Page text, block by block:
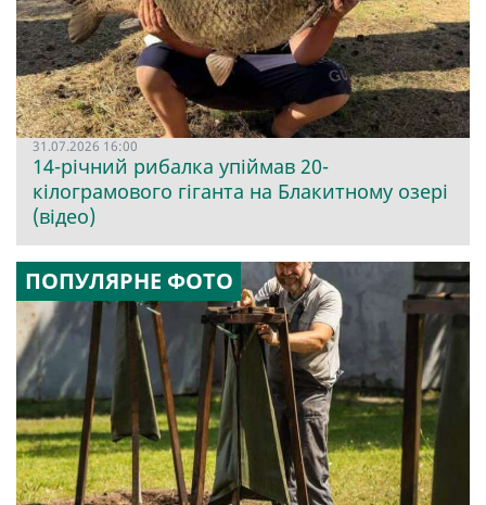
31.07.2026 16:00
14-річний рибалка упіймав 20-
кілограмового гіганта на Блакитному озері
(відео)
ПОПУЛЯРНЕ ФОТО